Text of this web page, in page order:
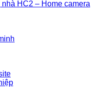
HC2 – Home camera